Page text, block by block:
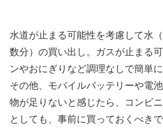
水道が止まる可能性を考慮して水
数分）の買い出し。ガスが止まる
ンやおにぎりなど調理なしで簡単
その他、モバイルバッテリーや電
物が足りないと感じたら、コンビ
としても、事前に買っておくべきで